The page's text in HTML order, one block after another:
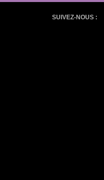
SUIVEZ-NOUS :